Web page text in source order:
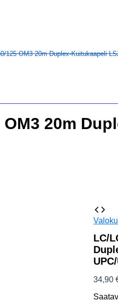
125 OM3 20m Duplex-Kuitukaapeli
OM3 20m
LC/
34,90